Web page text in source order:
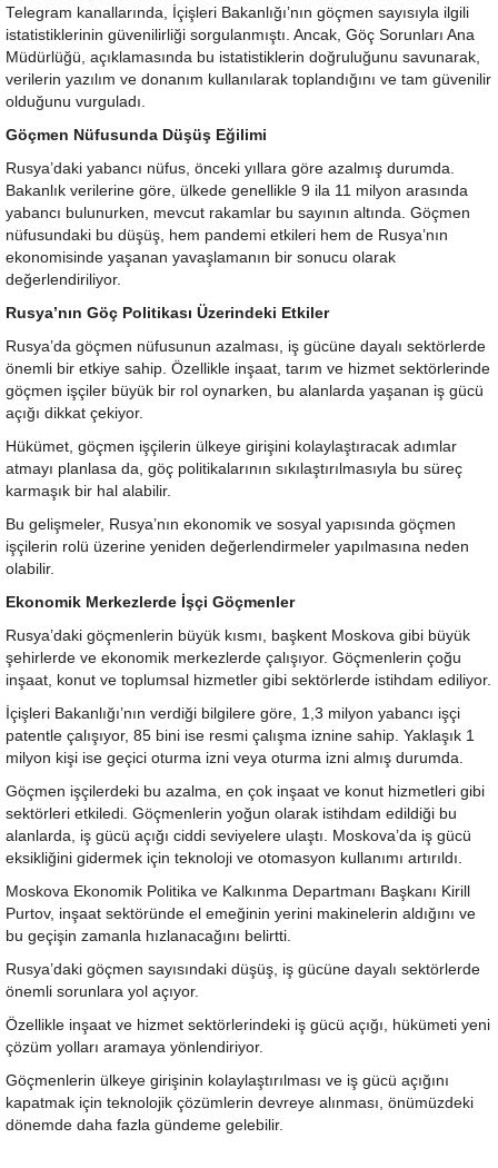
Telegram kanallarında, İçişleri Bakanlığı’nın göçmen sayısıyla ilgili
istatistiklerinin güvenilirliği sorgulanmıştı. Ancak, Göç Sorunları Ana
Müdürlüğü, açıklamasında bu istatistiklerin doğruluğunu savunarak,
verilerin yazılım ve donanım kullanılarak toplandığını ve tam güvenilir
olduğunu vurguladı.
Göçmen Nüfusunda Düşüş Eğilimi
Rusya’daki yabancı nüfus, önceki yıllara göre azalmış durumda.
Bakanlık verilerine göre, ülkede genellikle 9 ila 11 milyon arasında
yabancı bulunurken, mevcut rakamlar bu sayının altında. Göçmen
nüfusundaki bu düşüş, hem pandemi etkileri hem de Rusya’nın
ekonomisinde yaşanan yavaşlamanın bir sonucu olarak
değerlendiriliyor.
Rusya’nın Göç Politikası Üzerindeki Etkiler
Rusya’da göçmen nüfusunun azalması, iş gücüne dayalı sektörlerde
önemli bir etkiye sahip. Özellikle inşaat, tarım ve hizmet sektörlerinde
göçmen işçiler büyük bir rol oynarken, bu alanlarda yaşanan iş gücü
açığı dikkat çekiyor.
Hükümet, göçmen işçilerin ülkeye girişini kolaylaştıracak adımlar
atmayı planlasa da, göç politikalarının sıkılaştırılmasıyla bu süreç
karmaşık bir hal alabilir.
Bu gelişmeler, Rusya’nın ekonomik ve sosyal yapısında göçmen
işçilerin rolü üzerine yeniden değerlendirmeler yapılmasına neden
olabilir.
Ekonomik Merkezlerde İşçi Göçmenler
Rusya’daki göçmenlerin büyük kısmı, başkent Moskova gibi büyük
şehirlerde ve ekonomik merkezlerde çalışıyor. Göçmenlerin çoğu
inşaat, konut ve toplumsal hizmetler gibi sektörlerde istihdam ediliyor.
İçişleri Bakanlığı’nın verdiği bilgilere göre, 1,3 milyon yabancı işçi
patentle çalışıyor, 85 bini ise resmi çalışma iznine sahip. Yaklaşık 1
milyon kişi ise geçici oturma izni veya oturma izni almış durumda.
Göçmen işçilerdeki bu azalma, en çok inşaat ve konut hizmetleri gibi
sektörleri etkiledi. Göçmenlerin yoğun olarak istihdam edildiği bu
alanlarda, iş gücü açığı ciddi seviyelere ulaştı. Moskova’da iş gücü
eksikliğini gidermek için teknoloji ve otomasyon kullanımı artırıldı.
Moskova Ekonomik Politika ve Kalkınma Departmanı Başkanı Kirill
Purtov, inşaat sektöründe el emeğinin yerini makinelerin aldığını ve
bu geçişin zamanla hızlanacağını belirtti.
Rusya’daki göçmen sayısındaki düşüş, iş gücüne dayalı sektörlerde
önemli sorunlara yol açıyor.
Özellikle inşaat ve hizmet sektörlerindeki iş gücü açığı, hükümeti yeni
çözüm yolları aramaya yönlendiriyor.
Göçmenlerin ülkeye girişinin kolaylaştırılması ve iş gücü açığını
kapatmak için teknolojik çözümlerin devreye alınması, önümüzdeki
dönemde daha fazla gündeme gelebilir.